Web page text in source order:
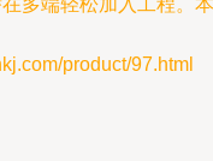
多端轻松加入工程。本
product/97.html